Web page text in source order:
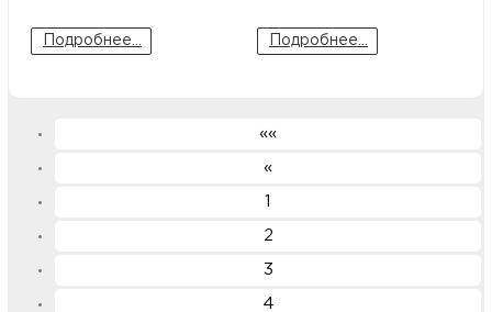
Подробнее... Подробнее...
««
«
1
2
3
4